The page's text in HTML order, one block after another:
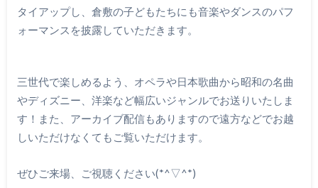
タイアップし、倉敷の子どもたちにも音楽やダンスのパフ
ォーマンスを披露していただきます。
三世代で楽しめるよう、オペラや日本歌曲から昭和の名曲
やディズニー、洋楽など幅広いジャンルでお送りいたしま
す！また、アーカイブ配信もありますので遠方などでお越
しいただけなくてもご覧いただけます。
ぜひご来場、ご視聴ください(*^▽^*)